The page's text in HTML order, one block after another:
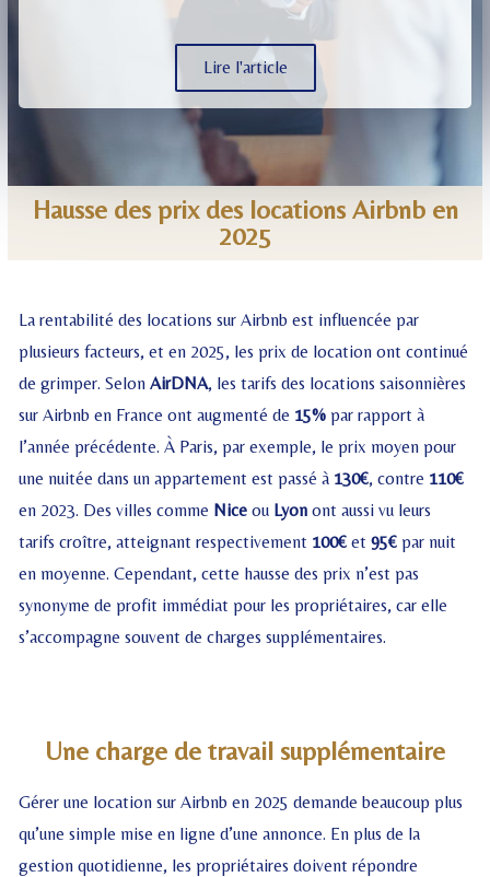
Lire l'article
Hausse des prix des locations Airbnb en
2025
La rentabilité des locations sur Airbnb est influencée par
plusieurs facteurs, et en 2025, les prix de location ont continué
de grimper. SelonAirDNA, les tarifs des locations saisonnières
sur Airbnb en France ont augmenté de 15% par rapport à
l’année précédente. À Paris, par exemple, le prix moyen pour
une nuitée dans un appartement est passé à 130€, contre 110€
en 2023. Des villes comme Nice ou Lyon ont aussi vu leurs
tarifs croître, atteignant respectivement 100€ et95€ par nuit
en moyenne. Cependant, cette hausse des prix n’est pas
synonyme de profit immédiat pour les propriétaires, car elle
s’accompagne souvent de charges supplémentaires.
Une charge de travail supplémentaire
Gérer une location sur Airbnb en 2025 demande beaucoup plus
qu’une simple mise en ligne d’une annonce. En plus de la
gestion quotidienne, les propriétaires doivent répondre